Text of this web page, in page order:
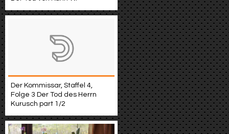
Der Kommissar, Staffel 4,
Folge 3 Der Tod des Herrn
Kurusch part 1/2